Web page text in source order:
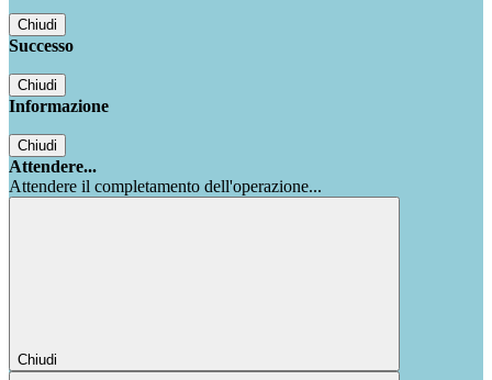
Chiudi
Successo
Chiudi
Informazione
Chiudi
Attendere...
Attendere il completamento dell'operazione...
Chiudi